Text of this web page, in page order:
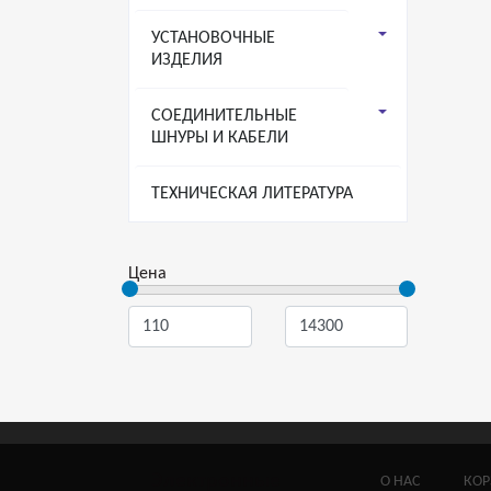
УСТАНОВОЧНЫЕ
ИЗДЕЛИЯ
СОЕДИНИТЕЛЬНЫЕ
ШНУРЫ И КАБЕЛИ
ТЕХНИЧЕСКАЯ ЛИТЕРАТУРА
Цена
О НАС